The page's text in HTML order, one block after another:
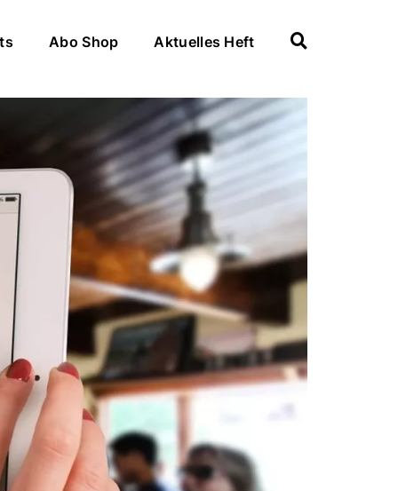
Abo Shop Aktuelles Heft